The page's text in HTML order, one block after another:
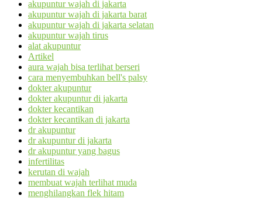
akupuntur wajah di jakarta
akupuntur wajah di jakarta barat
akupuntur wajah di jakarta selatan
akupuntur wajah tirus
alat akupuntur
Artikel
aura wajah bisa terlihat berseri
cara menyembuhkan bell's palsy
dokter akupuntur
dokter akupuntur di jakarta
dokter kecantikan
dokter kecantikan di jakarta
dr akupuntur
dr akupuntur di jakarta
dr akupuntur yang bagus
infertilitas
kerutan di wajah
membuat wajah terlihat muda
menghilangkan flek hitam